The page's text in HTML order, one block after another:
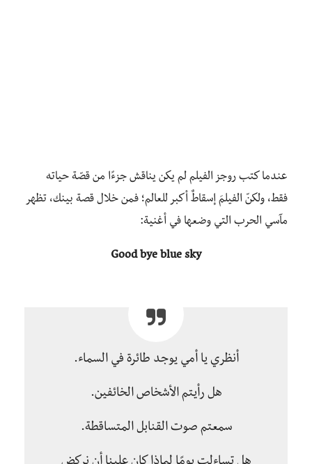
عندما كتب روجز الفيلم لم يكن يناقش جزءًا من قصّة حياته
فقط، ولكنّ الفيلمَ إسقاطٌ أكبر للعالم؛ فمن خلال قصة بينك، تظهر
مآسي الحرب التي وضعها في أغنية:
Good bye blue sky
أنظري يا أمي يوجد طائرة في السماء.
هل رأيتم الأشخاص الخائفين.
سمعتم صوت القنابل المتساقطة.